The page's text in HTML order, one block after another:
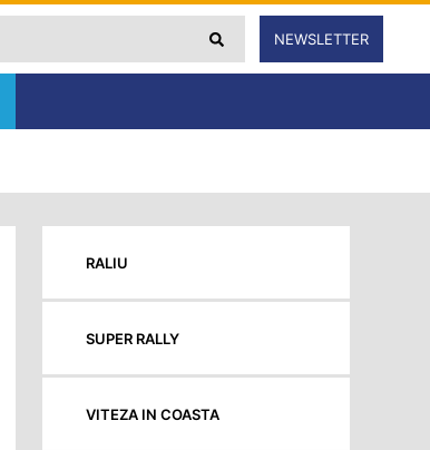
NEWSLETTER
RALIU
SUPER RALLY
VITEZA IN COASTA